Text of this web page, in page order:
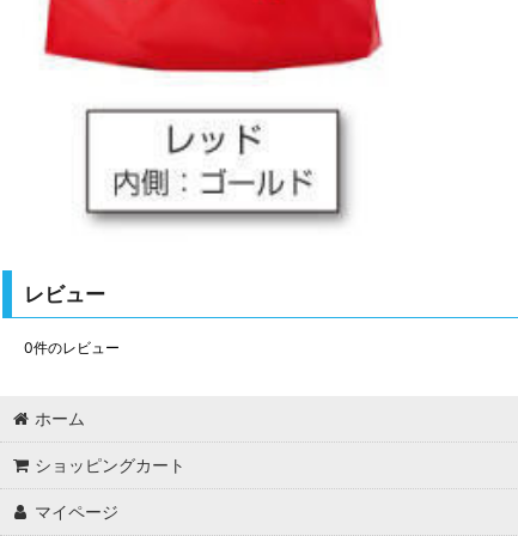
レビュー
0件のレビュー
ホーム
ショッピングカート
マイページ